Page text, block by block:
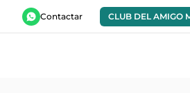
Contactar CLUB DEL AMIGO